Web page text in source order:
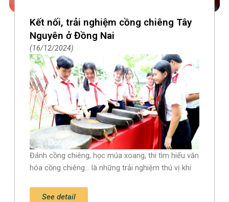
Kết nối, trải nghiệm cồng chiêng Tây
Nguyên ở Đồng Nai
16/12/2024
Đánh cồng chiêng, học múa xoang, thi tìm hiểu văn
hóa cồng chiêng… là những trải nghiệm thú vị khi
See detail